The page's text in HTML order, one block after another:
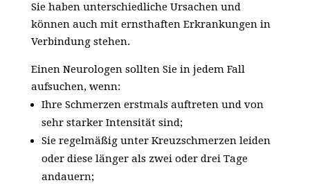
Sie haben unterschiedliche Ursachen und
können auch mit ernsthaften Erkrankungen in
Verbindung stehen.
Einen Neurologen sollten Sie in jedem Fall
aufsuchen, wenn:
Ihre Schmerzen erstmals auftreten und von
sehr starker Intensität sind;
Sie regelmäßig unter Kreuzschmerzen leiden
oder diese länger als zwei oder drei Tage
andauern;